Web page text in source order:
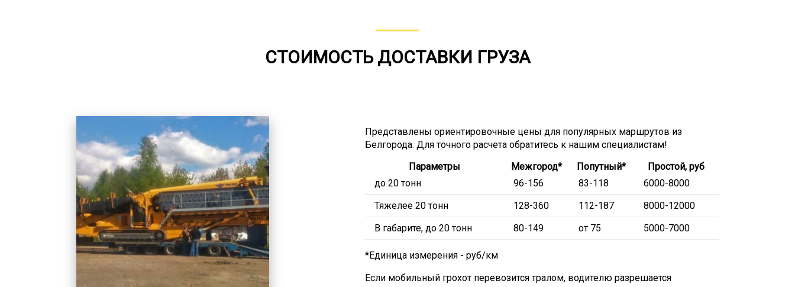
СТОИМОСТЬ ДОСТАВКИ ГРУЗА
Представлены ориентировочные цены для популярных маршрутов из
Белгорода. Для точного расчета обратитесь к нашим специалистам!
Параметры
Межгород* Попутный*
Простой, руб
до 20 тонн
96-156 83-118
6000-8000
Тяжелее 20 тонн
128-360 112-187
8000-12000
В габарите, до 20 тонн
80-149 от 75 5000-7000
*Единица измерения - руб/км
Если мобильный грохот перевозится тралом, водителю разрешается